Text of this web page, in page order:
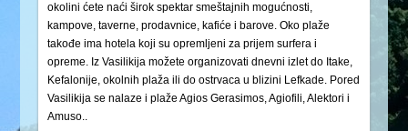
okolini ćete naći širok spektar smeštajnih mogućnosti,
kampove, taverne, prodavnice, kafiće i barove. Oko plaže
takođe ima hotela koji su opremljeni za prijem surfera i
opreme. Iz Vasilikija možete organizovati dnevni izlet do Itake,
Kefalonije, okolnih plaža ili do ostrvaca u blizini Lefkade. Pored
Vasilikija se nalaze i plaže Agios Gerasimos, Agiofili, Alektori i
Amuso..